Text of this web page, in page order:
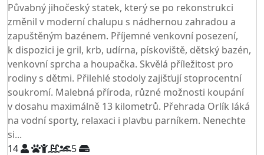
Půvabný jihočeský statek, který se po rekonstrukci
změnil v moderní chalupu s nádhernou zahradou a
zapuštěným bazénem. Příjemné venkovní posezení,
k dispozici je gril, krb, udírna, pískoviště, dětský bazén,
venkovní sprcha a houpačka. Skvělá příležitost pro
rodiny s dětmi. Přilehlé stodoly zajišťují stoprocentní
soukromí. Malebná příroda, různé možnosti koupání
v dosahu maximálně 13 kilometrů. Přehrada Orlík láká
na vodní sporty, relaxaci i plavbu parníkem. Nenechte
si...
14
5